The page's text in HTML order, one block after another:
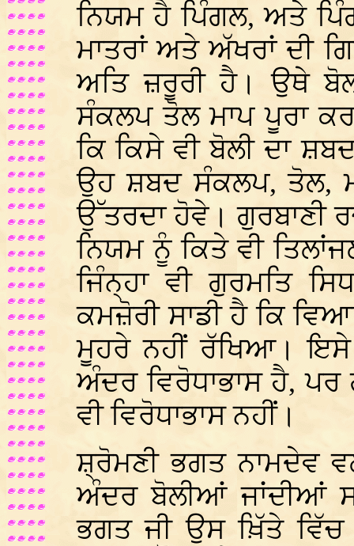
ਨਿਯਮ ਹੈ ਪਿੰਗਲ, ਅਤੇ
ਮਾਤਰਾਂ ਅਤੇ ਅੱਖਰਾਂ ਦੀ
ਅਤਿ ਜ਼ਰੂਰੀ ਹੈ। ਉਥੇ
ਸੰਕਲਪ ਤੋਲ ਮਾਪ ਪੂਰਾ
ਕਿ ਕਿਸੇ ਵੀ ਬੋਲੀ ਦਾ
ਉਹ ਸ਼ਬਦ ਸੰਕਲਪ, ਤੋਲ,
ਉੱਤਰਦਾ ਹੋਵੇ। ਗੁਰਬਾਣੀ
ਨਿਯਮ ਨੂੰ ਕਿਤੇ ਵੀ
ਜਿੰਨ੍ਹਾ ਵੀ ਗੁਰਮਤਿ
ਕਮਜ਼ੋਰੀ ਸਾਡੀ ਹੈ ਕਿ
ਮੂਹਰੇ ਨਹੀਂ ਰੱਖਿਆ। ਇਸੇ
ਅੰਦਰ ਵਿਰੋਧਾਭਾਸ ਹੈ,
ਵੀ ਵਿਰੋਧਾਭਾਸ ਨਹੀਂ।
ਸ਼੍ਰੋਮਣੀ ਭਗਤ ਨਾਮਦੇਵ
ਅੰਦਰ ਬੋਲੀਆਂ ਜਾਂਦੀਆਂ
ਭਗਤ ਜੀ ਉਸ ਖ਼ਿੱਤੇ ਵਿੱਚ